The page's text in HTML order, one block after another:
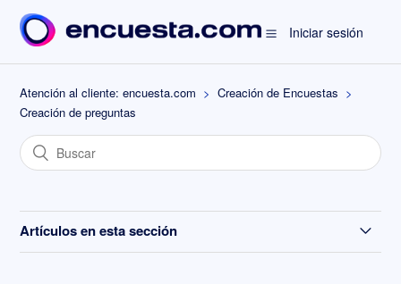
Iniciar sesión
Atención al cliente: encuesta.com
Creación de Encuestas
Creación de preguntas
Artículos en esta sección